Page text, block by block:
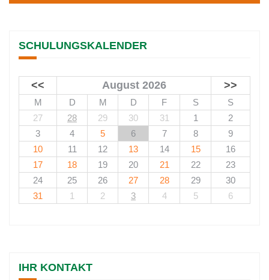
SCHULUNGSKALENDER
<< August 2026 >>
M D M D F S
S
27
28 29 30 31 1
2
3
4 5 6 7 8
9
10
11 12 13 14 15
16
17
18 19 20 21 22
23
24
25 26 27 28 29
30
31
1 2 3 4 5 6
IHR KONTAKT